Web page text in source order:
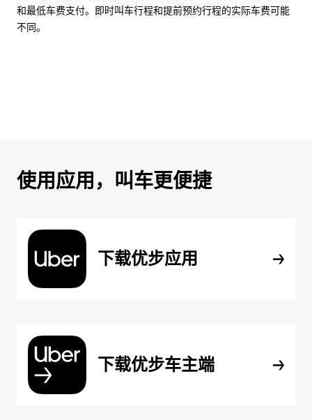
和最低车费支付。即时叫车行程和提前预约行程的实际车费可能
不同。
使用应用，叫车更便捷
下载优步应用
下载优步车主端